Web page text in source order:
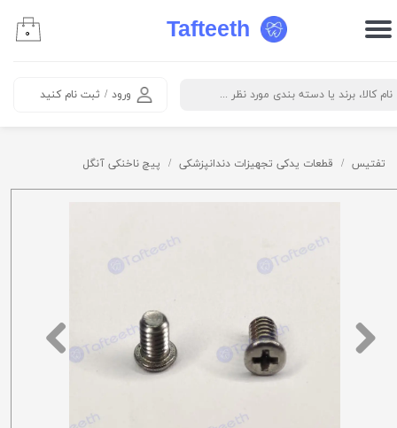
Tafteeth
ورود / ثبت نام کنید
حساب کاربری من
خروج از حساب کاربری
۰
تفتیس قطعات یدکی تجهیزات دندانپزشکی پیچ ناخنکی آنگل